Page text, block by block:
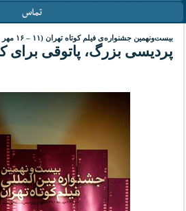
تماس
بیست‌ونهمین جشنواره‌ی فیلم کوتاه تهران (۱۱ – ۱۶ مهر ۱۳۹۱)
پردیسی بزرگ، پاتوقی برای